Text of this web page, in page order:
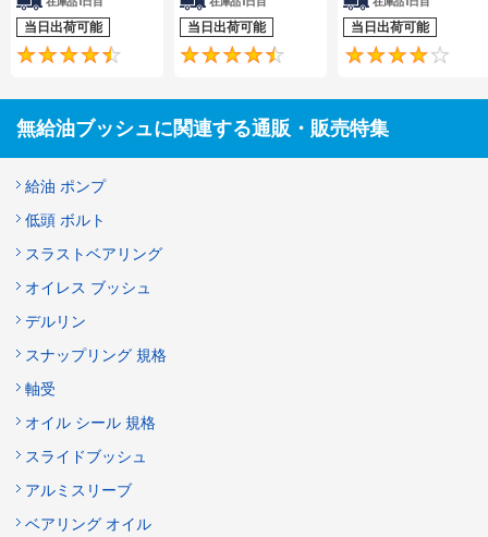
当日出荷可能
4.5
当日出荷可能
4.6
当日出荷可能
無給油ブッシュに関連する通販・販売特集
給油 ポンプ
低頭 ボルト
スラストベアリング
オイレス ブッシュ
デルリン
スナップリング 規格
軸受
オイル シール 規格
スライドブッシュ
アルミスリーブ
ベアリング オイル